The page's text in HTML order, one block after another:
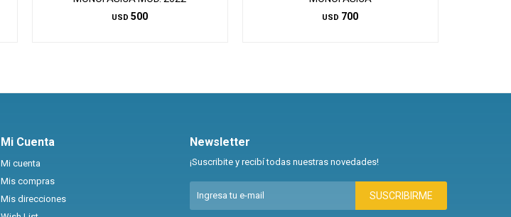
USD 500 USD 700
Mi Cuenta
Mi cuenta
Mis compras
Mis direcciones
Newsletter
¡Suscribite y recibí todas nuestras novedades!
SUSCRIBIRME